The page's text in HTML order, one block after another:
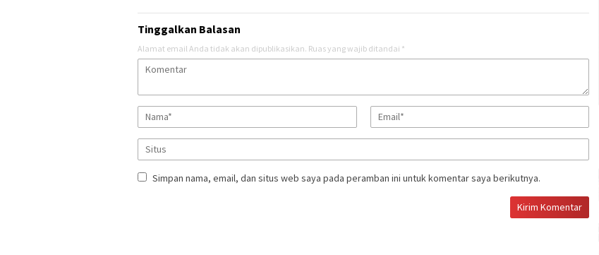
Tinggalkan Balasan
Alamat email Anda tidak akan dipublikasikan. Ruas yang wajib ditandai *
Simpan nama, email, dan situs web saya pada peramban ini untuk komentar saya berikutnya.